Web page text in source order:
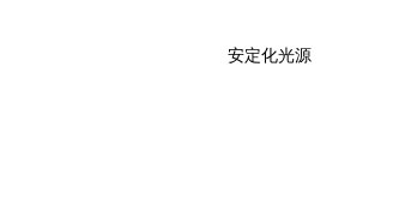
安定化光源